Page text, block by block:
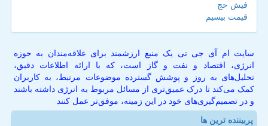
فیش حج
قیمت بیسیم
سایت ام آی جی تی یک منبع ارزشمند برای علاقه‌مندان به حوزه
انرژی، اقتصاد و نفت و گاز است، که با ارائه اطلاعات دقیق،
تحلیل‌های به روز و پوشش گسترده موضوعات مرتبط، به کاربران
کمک می‌کند تا درک عمیق‌تری از مسائل مربوط به انرژی داشته باشند
و در تصمیم‌گیری‌های خود در این زمینه، موفق‌تر عمل کنند
پربیننده ترین ها